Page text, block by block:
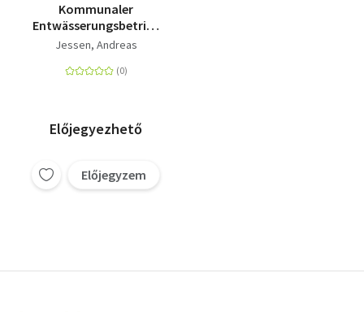
Kommunaler
Entwässerungsbetrieb
- Betriebshandbuch
Jessen, Andreas
Előjegyezhető
Előjegyzem